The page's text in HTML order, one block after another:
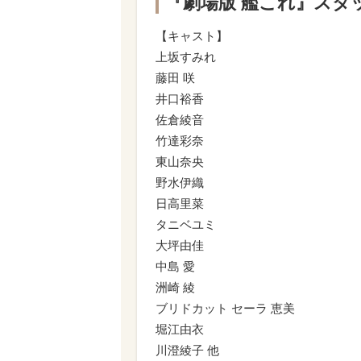
【キャスト】
上坂すみれ
藤田 咲
井口裕香
佐倉綾音
竹達彩奈
東山奈央
野水伊織
日高里菜
タニベユミ
大坪由佳
中島 愛
洲崎 綾
ブリドカット セーラ 恵美
堀江由衣
川澄綾子 他